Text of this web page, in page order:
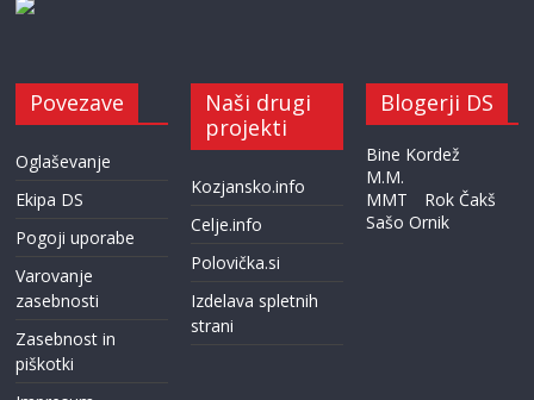
Povezave
Oglaševanje
Ekipa DS
Pogoji uporabe
Varovanje
zasebnosti
Zasebnost in
piškotki
Naši drugi
projekti
Kozjansko.info
Celje.info
Polovička.si
Izdelava spletnih
strani
Blogerji DS
Bine Kordež
M.M.
MMT
Rok Čakš
Sašo Ornik